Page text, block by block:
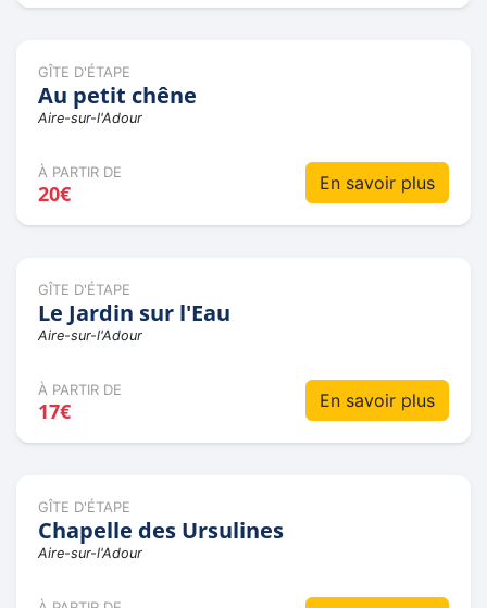
GÎTE D'ÉTAPE
Au petit chêne
Aire-sur-l'Adour
À PARTIR DE
20€ En savoir plus
GÎTE D'ÉTAPE
Le Jardin sur l'Eau
Aire-sur-l'Adour
À PARTIR DE
17€ En savoir plus
GÎTE D'ÉTAPE
Chapelle des Ursulines
Aire-sur-l'Adour